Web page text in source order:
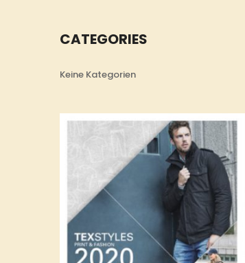
CATEGORIES
Keine Kategorien